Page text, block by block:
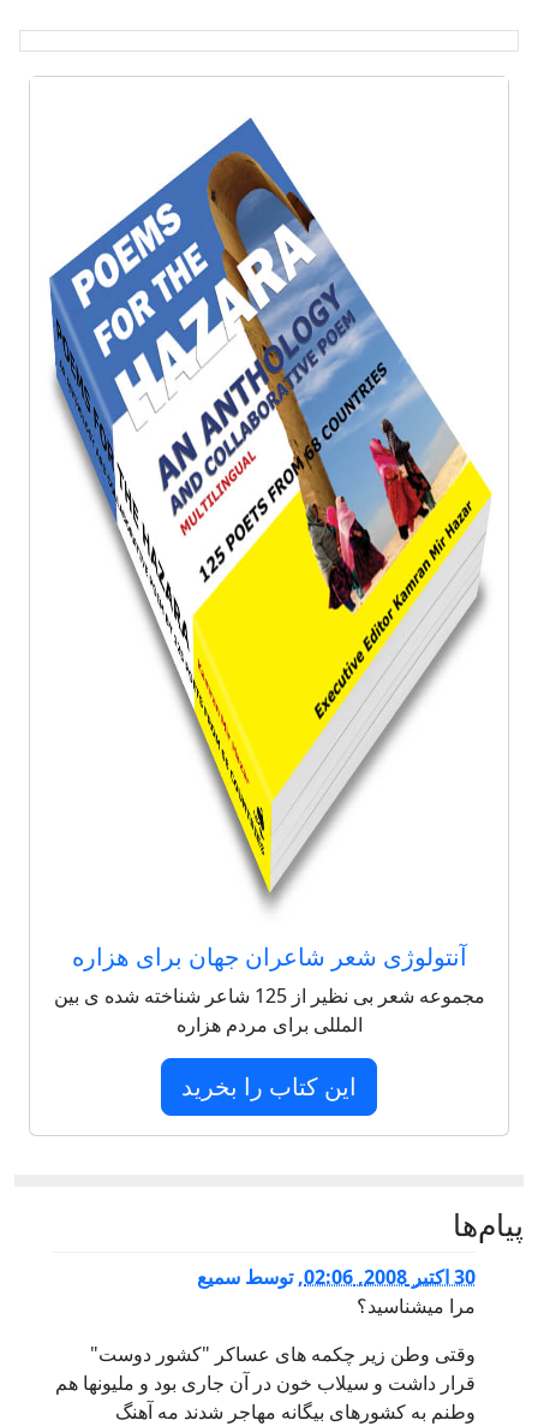
آنتولوژی شعر شاعران جهان برای هزاره
مجموعه شعر بی نظیر از 125 شاعر شناخته شده ی بین
المللی برای مردم هزاره
این کتاب را بخرید
پيام‌ها
30 اكتبر 2008, 02:06 ,توسط سمیع
مرا میشناسید؟
وقتی وطن زیر چکمه های عساکر "کشور دوست"
قرار داشت و سیلاب خون در آن جاری بود و ملیونها هم
وطنم به کشورهای بیگانه مهاجر شدند مه آهنگ